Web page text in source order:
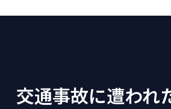
交通事故に遭われ